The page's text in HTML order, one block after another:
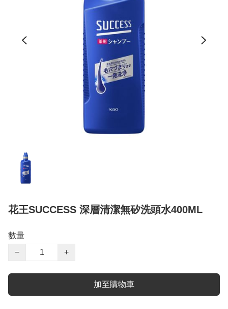
花王SUCCESS 深層清潔無矽洗頭水400ML
數量
−
+
加至購物車